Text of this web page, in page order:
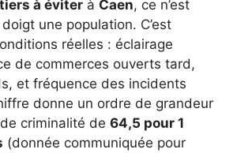
à éviter à Caen, ce n’est
une population. C’est
réelles : éclairage
de commerces ouverts tard,
et fréquence des incidents
donne un ordre de grandeur
criminalité de 64,5 pour 1
(donnée communiquée pour